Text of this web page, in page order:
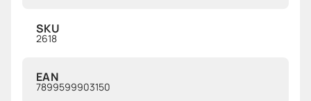
SKU
2618
EAN
7899599903150